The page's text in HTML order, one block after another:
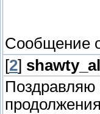
Сообщение
[2]
Поздравляю